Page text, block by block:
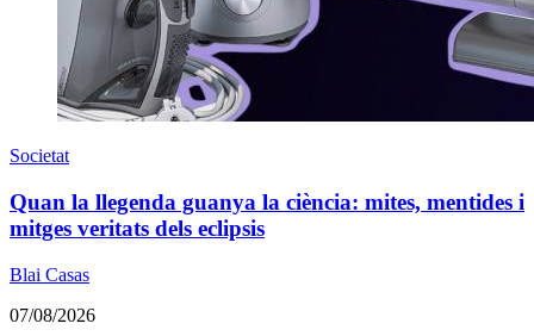
Societat
Quan la llegenda guanya la ciència: mites, mentides i
mitges veritats dels eclipsis
Blai Casas
07/08/2026